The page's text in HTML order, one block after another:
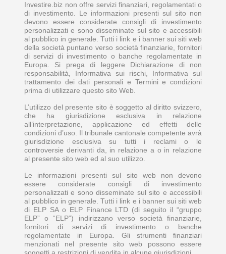
Investire.biz non offre servizi finanziari, regolamentati o
di investimento. Le informazioni presenti sul sito non
devono essere considerate consigli di investimento
personalizzati e sono disseminate sul sito e accessibili
al pubblico in generale. Tutti i link e i banner sui siti web
della società puntano verso società finanziarie, fornitori
di servizi di investimento o banche regolamentate in
Europa. Si prega di leggere Dichiarazione di non
responsabilità, Informativa sui rischi, Informativa sul
trattamento dei dati personali e Termini e condizioni
prima di utilizzare questo sito Web.
L’utilizzo del presente sito è soggetto al diritto svizzero,
che ha giurisdizione esclusiva in relazione
all’interpretazione, applicazione ed effetti delle
condizioni d’uso. Il tribunale cantonale competente avrà
giurisdizione esclusiva su tutti i reclami o le
controversie derivanti da, in relazione a o in relazione
al presente sito web ed al suo utilizzo.
Le informazioni presenti sul sito web non devono
essere considerate consigli di investimento
personalizzati e sono disseminate sul sito e accessibili
al pubblico in generale. Tutti i link e i banner sui siti web
di ELP SA o ELP Finance LTD (di seguito il “gruppo
ELP” o “ELP”) indirizzano verso società finanziarie,
fornitori di servizi di investimento o banche
regolamentate in Europa. Gli strumenti finanziari
menzionati nel presente sito web possono essere